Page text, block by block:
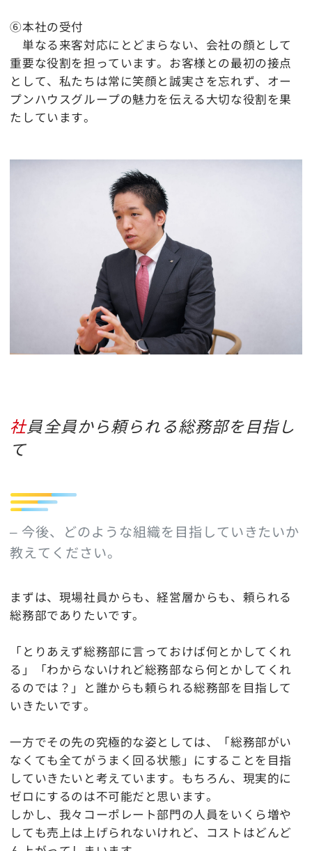
⑥本社の受付
単なる来客対応にとどまらない、会社の顔として
重要な役割を担っています。お客様との最初の接点
として、私たちは常に笑顔と誠実さを忘れず、オー
プンハウスグループの魅力を伝える大切な役割を果
たしています。
社員全員から頼られる総務部を目指し
て
– 今後、どのような組織を目指していきたいか
教えてください。
まずは、現場社員からも、経営層からも、頼られる
総務部でありたいです。
「とりあえず総務部に言っておけば何とかしてくれ
る」「わからないけれど総務部なら何とかしてくれ
るのでは？」と誰からも頼られる総務部を目指して
いきたいです。
一方でその先の究極的な姿としては、「総務部がい
なくても全てがうまく回る状態」にすることを目指
していきたいと考えています。もちろん、現実的に
ゼロにするのは不可能だと思います。
しかし、我々コーポレート部門の人員をいくら増や
しても売上は上げられないけれど、コストはどんど